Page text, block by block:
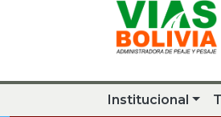
Institucional